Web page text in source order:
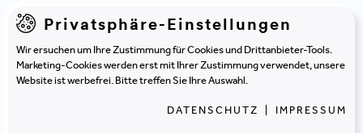
Umfassende Verwaltungsmodernisierung
Privatsphäre-Einstellungen
Wir ersuchen um Ihre Zustimmung für Cookies und Drittanbieter-Tools.
Marketing-Cookies werden erst mit Ihrer Zustimmung verwendet, unsere
Website ist werbefrei. Bitte treffen Sie Ihre Auswahl.
DATENSCHUTZ IMPRESSUM